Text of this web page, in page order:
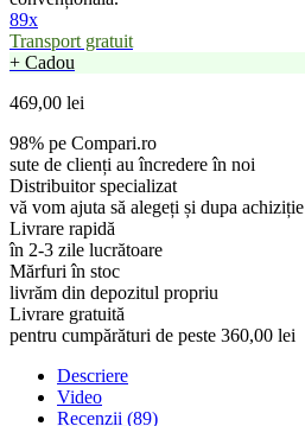
89x
Transport gratuit
+ Cadou
469,00 lei
98% pe Compari.ro
sute de clienți au încredere în noi
Distribuitor specializat
vă vom ajuta să alegeți și dupa achiziție
Livrare rapidă
în 2-3 zile lucrătoare
Mărfuri în stoc
livrăm din depozitul propriu
Livrare gratuită
pentru cumpărături de peste 360,00 lei
Descriere
Video
Recenzii (89)